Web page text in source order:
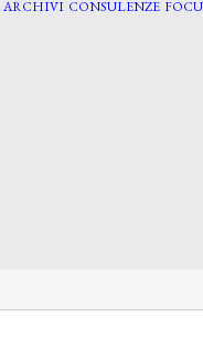
ARCHIVI CONSULENZE